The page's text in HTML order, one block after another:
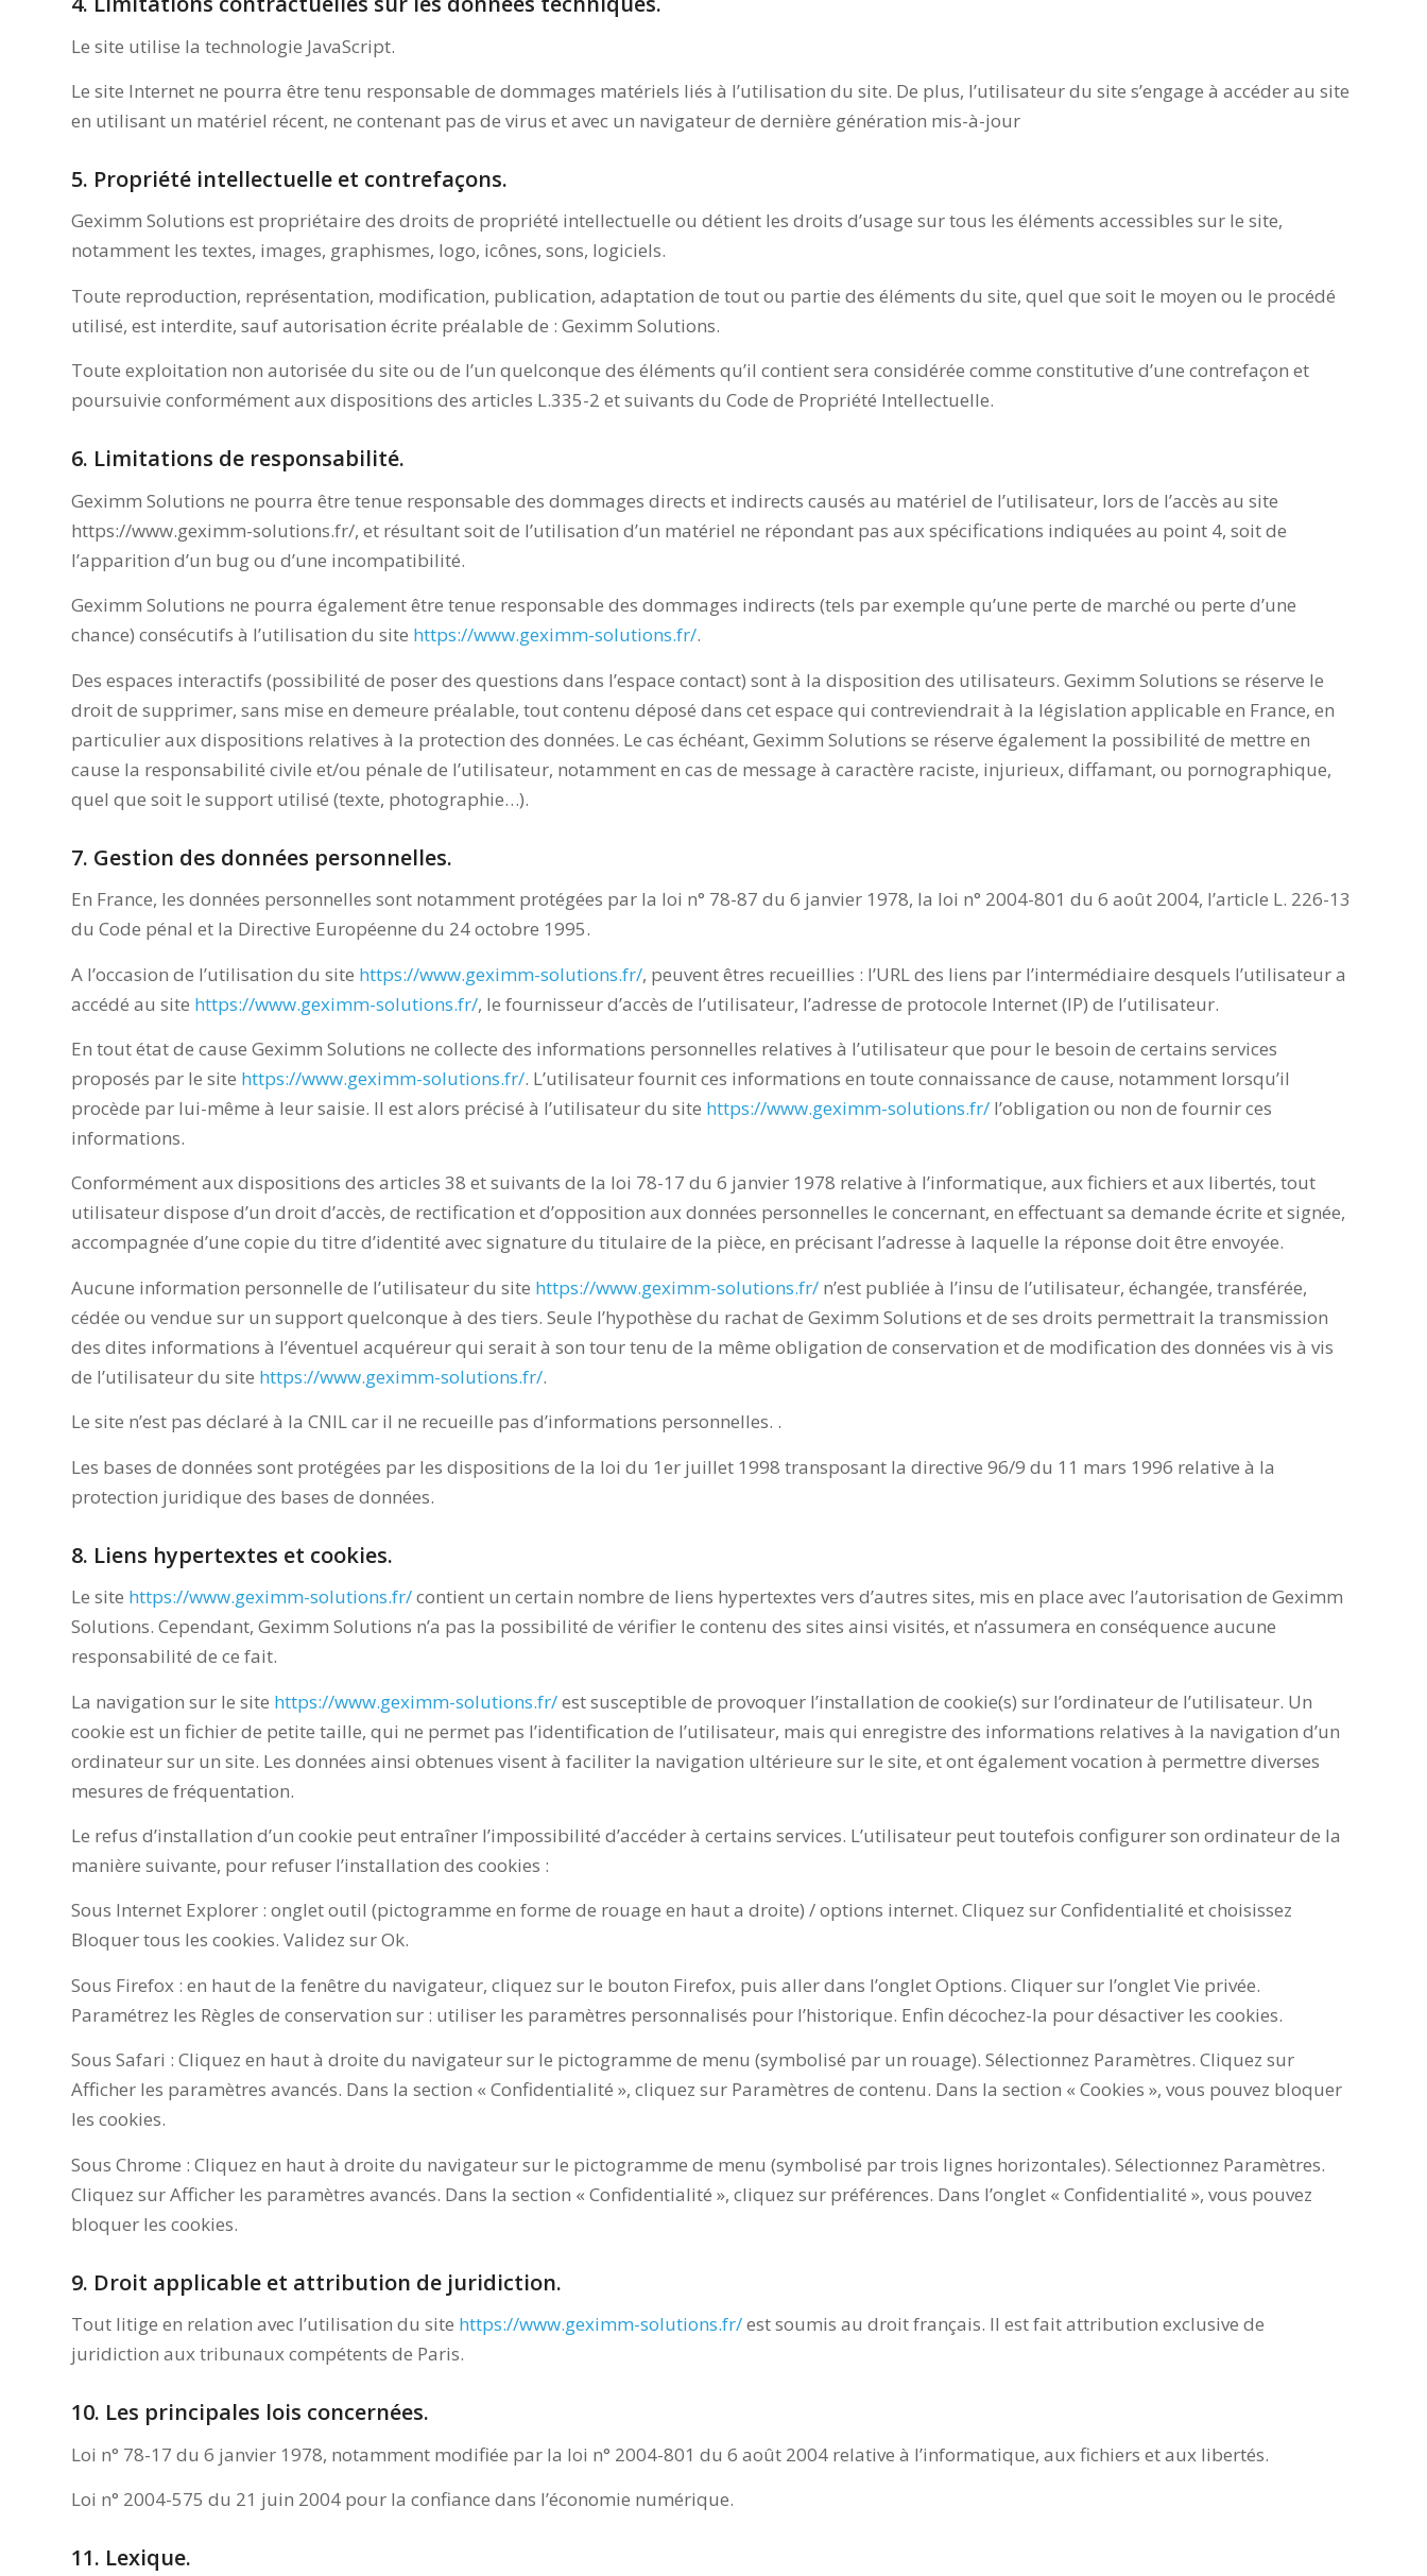
Le site utilise la technologie JavaScript.
Le site Internet ne pourra être tenu responsable de dommages matériels liés à l’utilisation du site. De plus, l’utilisateur du site s’engage à accéder au site
en utilisant un matériel récent, ne contenant pas de virus et avec un navigateur de dernière génération mis-à-jour
5. Propriété intellectuelle et contrefaçons.
Geximm Solutions est propriétaire des droits de propriété intellectuelle ou détient les droits d’usage sur tous les éléments accessibles sur le site,
notamment les textes, images, graphismes, logo, icônes, sons, logiciels.
Toute reproduction, représentation, modification, publication, adaptation de tout ou partie des éléments du site, quel que soit le moyen ou le procédé
utilisé, est interdite, sauf autorisation écrite préalable de : Geximm Solutions.
Toute exploitation non autorisée du site ou de l’un quelconque des éléments qu’il contient sera considérée comme constitutive d’une contrefaçon et
poursuivie conformément aux dispositions des articles L.335-2 et suivants du Code de Propriété Intellectuelle.
6. Limitations de responsabilité.
Geximm Solutions ne pourra être tenue responsable des dommages directs et indirects causés au matériel de l’utilisateur, lors de l’accès au site
https://www.geximm-solutions.fr/, et résultant soit de l’utilisation d’un matériel ne répondant pas aux spécifications indiquées au point 4, soit de
l’apparition d’un bug ou d’une incompatibilité.
Geximm Solutions ne pourra également être tenue responsable des dommages indirects (tels par exemple qu’une perte de marché ou perte d’une
chance) consécutifs à l’utilisation du site https://www.geximm-solutions.fr/.
Des espaces interactifs (possibilité de poser des questions dans l’espace contact) sont à la disposition des utilisateurs. Geximm Solutions se réserve le
droit de supprimer, sans mise en demeure préalable, tout contenu déposé dans cet espace qui contreviendrait à la législation applicable en France, en
particulier aux dispositions relatives à la protection des données. Le cas échéant, Geximm Solutions se réserve également la possibilité de mettre en
cause la responsabilité civile et/ou pénale de l’utilisateur, notamment en cas de message à caractère raciste, injurieux, diffamant, ou pornographique,
quel que soit le support utilisé (texte, photographie…).
7. Gestion des données personnelles.
En France, les données personnelles sont notamment protégées par la loi n° 78-87 du 6 janvier 1978, la loi n° 2004-801 du 6 août 2004, l’article L. 226-13
du Code pénal et la Directive Européenne du 24 octobre 1995.
A l’occasion de l’utilisation du site https://www.geximm-solutions.fr/, peuvent êtres recueillies : l’URL des liens par l’intermédiaire desquels l’utilisateur a
accédé au site https://www.geximm-solutions.fr/, le fournisseur d’accès de l’utilisateur, l’adresse de protocole Internet (IP) de l’utilisateur.
En tout état de cause Geximm Solutions ne collecte des informations personnelles relatives à l’utilisateur que pour le besoin de certains services
proposés par le site https://www.geximm-solutions.fr/. L’utilisateur fournit ces informations en toute connaissance de cause, notamment lorsqu’il
procède par lui-même à leur saisie. Il est alors précisé à l’utilisateur du site https://www.geximm-solutions.fr/ l’obligation ou non de fournir ces
informations.
Conformément aux dispositions des articles 38 et suivants de la loi 78-17 du 6 janvier 1978 relative à l’informatique, aux fichiers et aux libertés, tout
utilisateur dispose d’un droit d’accès, de rectification et d’opposition aux données personnelles le concernant, en effectuant sa demande écrite et signée,
accompagnée d’une copie du titre d’identité avec signature du titulaire de la pièce, en précisant l’adresse à laquelle la réponse doit être envoyée.
Aucune information personnelle de l’utilisateur du site https://www.geximm-solutions.fr/ n’est publiée à l’insu de l’utilisateur, échangée, transférée,
cédée ou vendue sur un support quelconque à des tiers. Seule l’hypothèse du rachat de Geximm Solutions et de ses droits permettrait la transmission
des dites informations à l’éventuel acquéreur qui serait à son tour tenu de la même obligation de conservation et de modification des données vis à vis
de l’utilisateur du site https://www.geximm-solutions.fr/.
Le site n’est pas déclaré à la CNIL car il ne recueille pas d’informations personnelles. .
Les bases de données sont protégées par les dispositions de la loi du 1er juillet 1998 transposant la directive 96/9 du 11 mars 1996 relative à la
protection juridique des bases de données.
8. Liens hypertextes et cookies.
Le site https://www.geximm-solutions.fr/contient un certain nombre de liens hypertextes vers d’autres sites, mis en place avec l’autorisation de Geximm
Solutions. Cependant, Geximm Solutions n’a pas la possibilité de vérifier le contenu des sites ainsi visités, et n’assumera en conséquence aucune
responsabilité de ce fait.
La navigation sur le site https://www.geximm-solutions.fr/est susceptible de provoquer l’installation de cookie(s) sur l’ordinateur de l’utilisateur. Un
cookie est un fichier de petite taille, qui ne permet pas l’identification de l’utilisateur, mais qui enregistre des informations relatives à la navigation d’un
ordinateur sur un site. Les données ainsi obtenues visent à faciliter la navigation ultérieure sur le site, et ont également vocation à permettre diverses
mesures de fréquentation.
Le refus d’installation d’un cookie peut entraîner l’impossibilité d’accéder à certains services. L’utilisateur peut toutefois configurer son ordinateur de la
manière suivante, pour refuser l’installation des cookies :
Sous Internet Explorer : onglet outil (pictogramme en forme de rouage en haut a droite) / options internet. Cliquez sur Confidentialité et choisissez
Bloquer tous les cookies. Validez sur Ok.
Sous Firefox : en haut de la fenêtre du navigateur, cliquez sur le bouton Firefox, puis aller dans l’onglet Options. Cliquer sur l’onglet Vie privée.
Paramétrez les Règles de conservation sur : utiliser les paramètres personnalisés pour l’historique. Enfin décochez-la pour désactiver les cookies.
Sous Safari : Cliquez en haut à droite du navigateur sur le pictogramme de menu (symbolisé par un rouage). Sélectionnez Paramètres. Cliquez sur
Afficher les paramètres avancés. Dans la section « Confidentialité », cliquez sur Paramètres de contenu. Dans la section « Cookies », vous pouvez bloquer
les cookies.
Sous Chrome : Cliquez en haut à droite du navigateur sur le pictogramme de menu (symbolisé par trois lignes horizontales). Sélectionnez Paramètres.
Cliquez sur Afficher les paramètres avancés. Dans la section « Confidentialité », cliquez sur préférences. Dans l’onglet « Confidentialité », vous pouvez
bloquer les cookies.
9. Droit applicable et attribution de juridiction.
Tout litige en relation avec l’utilisation du site https://www.geximm-solutions.fr/est soumis au droit français. Il est fait attribution exclusive de
juridiction aux tribunaux compétents de Paris.
10. Les principales lois concernées.
Loi n° 78-17 du 6 janvier 1978, notamment modifiée par la loi n° 2004-801 du 6 août 2004 relative à l’informatique, aux fichiers et aux libertés.
Loi n° 2004-575 du 21 juin 2004 pour la confiance dans l’économie numérique.
11. Lexique.